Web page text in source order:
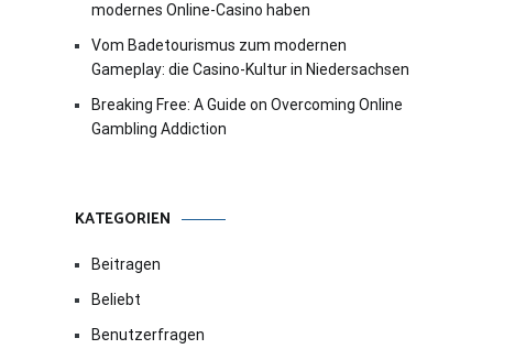
modernes Online-Casino haben
Vom Badetourismus zum modernen
Gameplay: die Casino-Kultur in Niedersachsen
Breaking Free: A Guide on Overcoming Online
Gambling Addiction
KATEGORIEN
Beitragen
Beliebt
Benutzerfragen